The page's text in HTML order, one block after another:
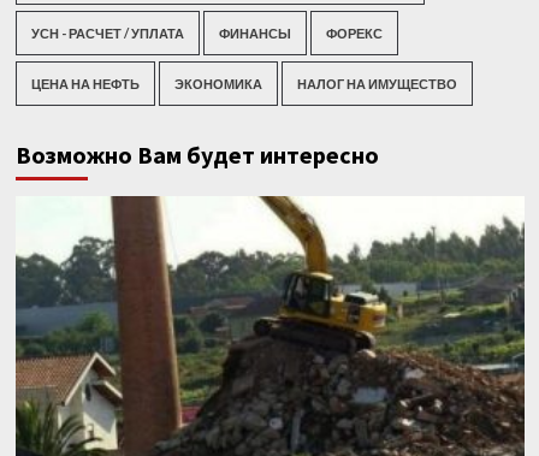
УСН - РАСЧЕТ / УПЛАТА ФИНАНСЫ ФОРЕКС
ЦЕНА НА НЕФТЬ ЭКОНОМИКА НАЛОГ НА ИМУЩЕСТВО
Возможно Вам будет интересно